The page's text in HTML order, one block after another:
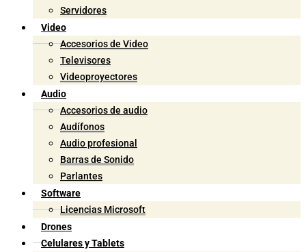
Servidores
Video
Accesorios de Video
Televisores
Videoproyectores
Audio
Accesorios de audio
Audífonos
Audio profesional
Barras de Sonido
Parlantes
Software
Licencias Microsoft
Drones
Celulares y Tablets